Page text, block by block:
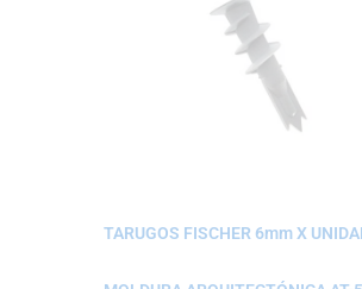
TARUGOS FISCHER 6mm X